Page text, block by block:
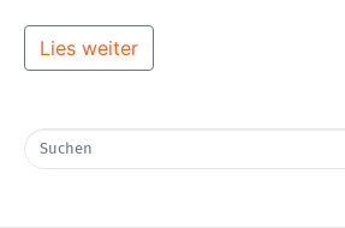
Lies weiter